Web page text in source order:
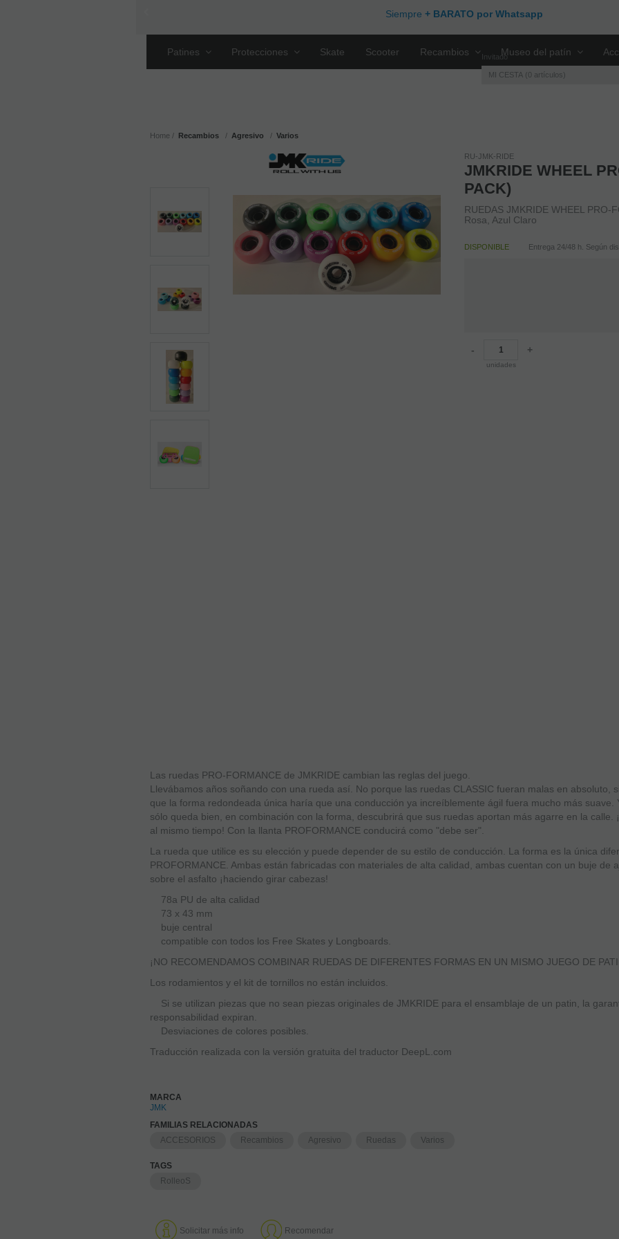
Siempre + BARATO por Whatsapp
Invitado
MI CESTA 0 artículos
Patines Protecciones Skate Scooter Recambios Museo del patín
Home Recambios Agresivo Varios
RU-JMK-RIDE
JMKRIDE WHEEL
PACK)
RUEDAS JMKRIDE WHEEL PRO-
Rosa, Azul Claro
DISPONIBLE Entrega 24/48 h. Según
-
unidades
+
Las ruedas PRO-FORMANCE de JMKRIDE cambian las reglas del juego.
Llevábamos años soñando con una rueda así. No porque las ruedas CLASSIC fueran malas en absoluto,
que la forma redondeada única haría que una conducción ya increíblemente ágil fuera mucho más suave.
sólo queda bien, en combinación con la forma, descubrirá que sus ruedas aportan más agarre en la calle.
al mismo tiempo! Con la llanta PROFORMANCE conducirá como "debe ser".
La rueda que utilice es su elección y puede depender de su estilo de conducción. La forma es la única
PROFORMANCE. Ambas están fabricadas con materiales de alta calidad, ambas cuentan con un buje de
sobre el asfalto ¡haciendo girar cabezas!
78a PU de alta calidad
73 x 43 mm
buje central
compatible con todos los Free Skates y Longboards.
¡NO RECOMENDAMOS COMBINAR RUEDAS DE DIFERENTES FORMAS EN UN MISMO JUEGO DE
Los rodamientos y el kit de tornillos no están incluidos.
Si se utilizan piezas que no sean piezas originales de JMKRIDE para el ensamblaje de un patin, la
responsabilidad expiran.
Desviaciones de colores posibles.
Traducción realizada con la versión gratuita del traductor DeepL.com
MARCA
JMK
FAMILIAS RELACIONADAS
ACCESORIOS
Recambios Agresivo Ruedas Varios
TAGS
RolleoS
Solicitar más info Recomendar